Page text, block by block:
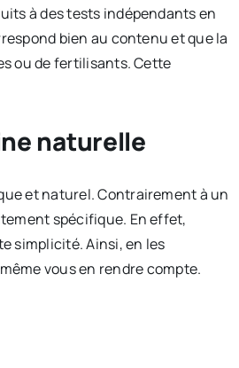
à des tests indépendants en
bien au contenu et que la
ou de fertilisants. Cette
naturelle
et naturel. Contrairement à un
spécifique. En effet,
simplicité. Ainsi, en les
vous en rendre compte.